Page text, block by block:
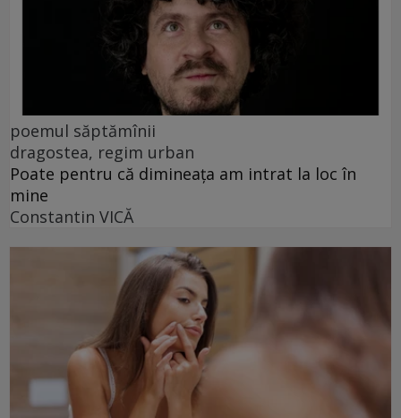
poemul săptămînii
dragostea, regim urban
Poate pentru că dimineața am intrat la loc în
mine
Constantin VICĂ